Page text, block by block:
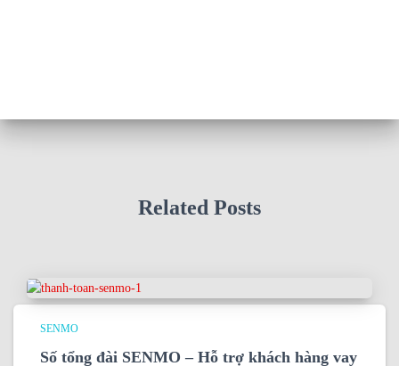
Related Posts
SENMO
Số tổng đài SENMO – Hỗ trợ khách hàng vay